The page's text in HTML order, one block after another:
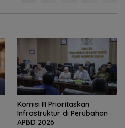
‎Komisi III Prioritaskan
Infrastruktur di Perubahan
APBD 2026